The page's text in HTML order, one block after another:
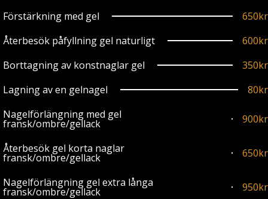
Förstärkning med gel
650kr
Återbesök påfyllning gel naturligt
600kr
Borttagning av konstnaglar gel
350kr
Lagning av en gelnagel
80kr
Nagelförlängning med gel
fransk/ombre/gellack 900kr
Återbesök gel korta naglar
fransk/ombre/gellack 650kr
Nagelförlängning gel extra långa
fransk/ombre/gellack 950kr